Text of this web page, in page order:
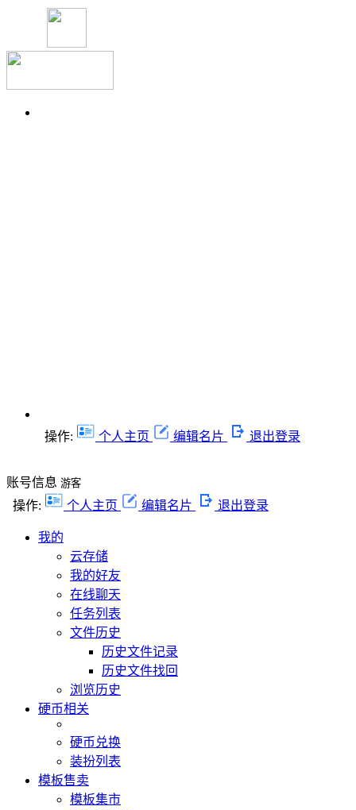
操作: 个人主页 编辑名片 退出登录
账号信息 游客
操作: 个人主页 编辑名片 退出登录
我的
云存储
我的好友
在线聊天
任务列表
文件历史
历史文件记录
历史文件找回
浏览历史
硬币相关
硬币兑换
装扮列表
模板售卖
模板集市